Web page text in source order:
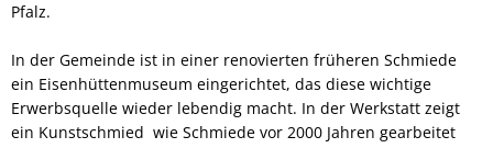
Pfalz.
In der Gemeinde ist in einer renovierten früheren Schmiede
ein Eisenhüttenmuseum eingerichtet, das diese wichtige
Erwerbsquelle wieder lebendig macht. In der Werkstatt zeigt
ein Kunstschmied wie Schmiede vor 2000 Jahren gearbeitet